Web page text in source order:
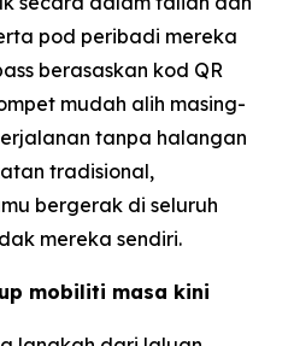
pod peribadi mereka
berasaskan kod QR
mudah alih masing-
tanpa halangan
tradisional,
bergerak di seluruh
mereka sendiri.
mobiliti masa kini